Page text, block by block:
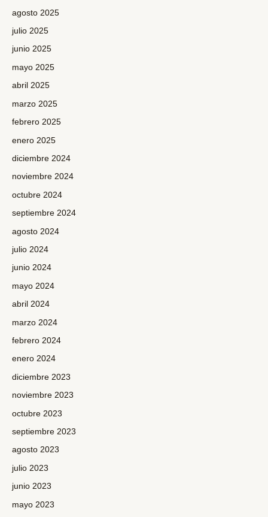
agosto 2025
julio 2025
junio 2025
mayo 2025
abril 2025
marzo 2025
febrero 2025
enero 2025
diciembre 2024
noviembre 2024
octubre 2024
septiembre 2024
agosto 2024
julio 2024
junio 2024
mayo 2024
abril 2024
marzo 2024
febrero 2024
enero 2024
diciembre 2023
noviembre 2023
octubre 2023
septiembre 2023
agosto 2023
julio 2023
junio 2023
mayo 2023